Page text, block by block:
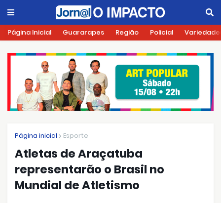
Página Inicial Guararapes Região Policial
Página inicial Esporte
Atletas de Araçatuba
representarão o Brasil no
Mundial de Atletismo